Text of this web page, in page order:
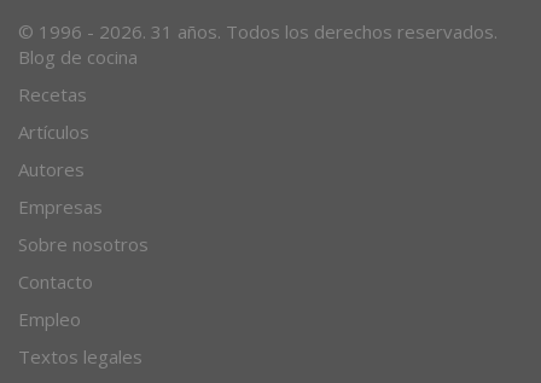
© 1996 - 2026. 31 años. Todos los derechos reservados.
Blog de cocina
Recetas
Artículos
Autores
Empresas
Sobre nosotros
Contacto
Empleo
Textos legales